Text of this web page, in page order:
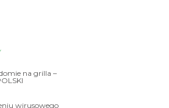
na grilla –
wirusowego